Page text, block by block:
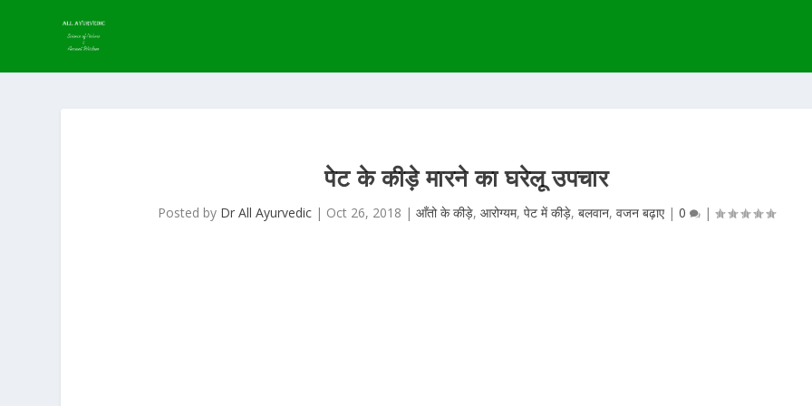
पेट के कीड़े मारने का घरेलू उपचार
Posted by Dr All Ayurvedic | Oct 26, 2018 |आँतो के कीड़े,आरोग्यम,पेट में कीड़े,बलवान,वजन बढ़ाए |0 |